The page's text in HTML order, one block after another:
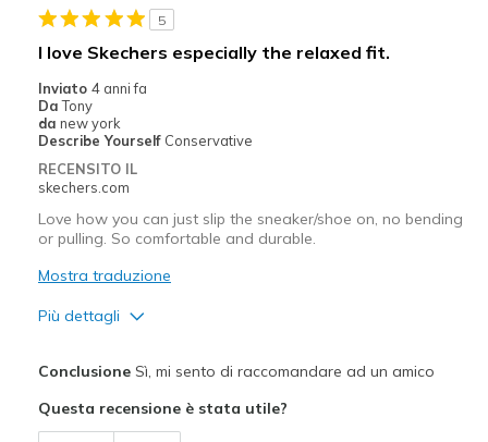
Feels full size too small
View On Shoes
5
I love Skechers especially the relaxed fit.
Inviato 4 anni fa
Da Tony
da new york
Describe Yourself Conservative
RECENSITO IL
skechers.com
Love how you can just slip the sneaker/shoe on, no bending
or pulling. So comfortable and durable.
Mostra traduzione
Più dettagli
Breathe Well
ConclusioneSì, mi sento di raccomandare ad un amico
Questa recensione è stata utile?